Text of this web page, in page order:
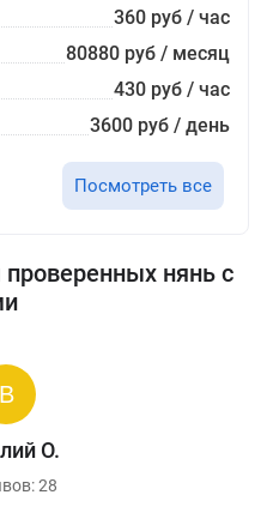
360 руб / час
80880 руб / месяц
430 руб / час
3600 руб / день
Посмотреть все
нянь с
О.
28